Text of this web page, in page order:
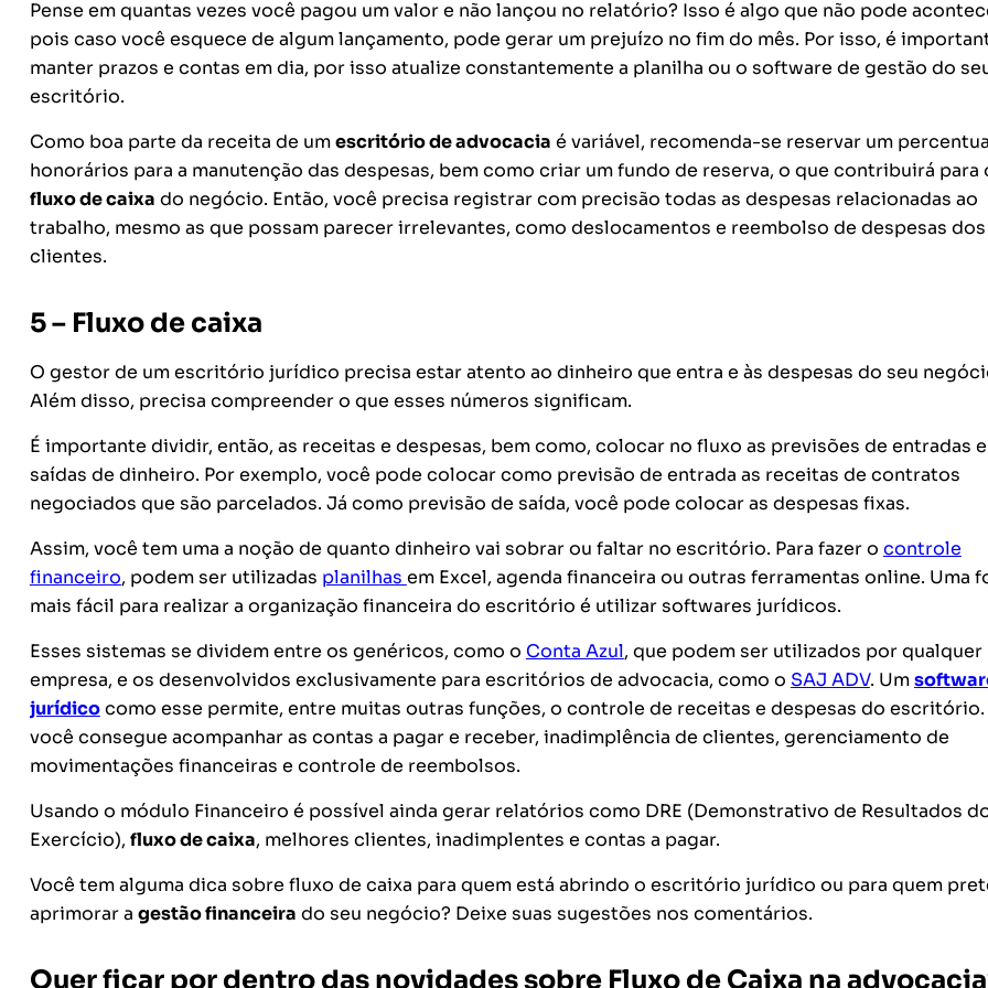
Pense em quantas vezes você pagou um valor e não lançou no relatório? Isso é algo que não pode
pois caso você esquece de algum lançamento, pode gerar um prejuízo no fim do mês. Por isso, é
manter prazos e contas em dia, por isso atualize constantemente a planilha ou o software de gestão do
escritório.
Como boa parte da receita de umescritório de advocacia é variável, recomenda-se reservar um
honorários para a manutenção das despesas, bem como criar um fundo de reserva, o que contribuirá para
fluxo de caixa do negócio. Então, você precisa registrar com precisão todas as despesas relacionadas ao
trabalho, mesmo as que possam parecer irrelevantes, como deslocamentos e reembolso de despesas dos
clientes.
5 – Fluxo de caixa
O gestor de um escritório jurídico precisa estar atento ao dinheiro que entra e às despesas do seu
Alémdisso, precisa compreender o que esses números significam.
É importante dividir, então, as receitas e despesas, bem como, colocar no fluxo as previsões de entradas e
saídas de dinheiro. Por exemplo, você pode colocar como previsão de entrada as receitas de contratos
negociados que são parcelados. Já como previsão de saída, você pode colocar as despesas fixas.
Assim, você tem uma a noção de quanto dinheiro vai sobrar ou faltar no escritório. Para fazer o controle
financeiro, podem ser utilizadas planilhas em Excel, agenda financeira ou outras ferramentas online. Uma
mais fácil para realizar a organização financeira do escritório é utilizar softwares jurídicos.
Esses sistemas se dividem entre os genéricos, como o Conta Azul, que podem ser utilizados por qualquer
empresa, e os desenvolvidos exclusivamente para escritórios de advocacia, como o SAJ ADV. Um
jurídicocomo esse permite, entre muitas outras funções, o controle de receitas e despesas do escritório.
você consegue acompanhar as contas a pagar e receber, inadimplência de clientes, gerenciamento de
movimentações financeiras e controle de reembolsos.
Usando o módulo Financeiro é possível ainda gerar relatórios como DRE (Demonstrativo de Resultados
Exercício), fluxo de caixa, melhores clientes, inadimplentes e contas a pagar.
Você tem alguma dica sobre fluxo de caixa para quem está abrindo o escritório jurídico ou para quem
aprimorar a gestão financeira do seu negócio? Deixe suas sugestões nos comentários.
Quer ficar por dentro das novidades sobre Fluxo de Caixa na advocacia